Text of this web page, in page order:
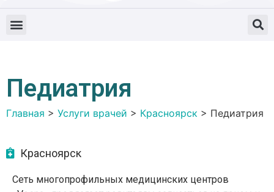
Педиатрия
Главная > Услуги врачей > Красноярск > Педиатрия
Красноярск
Сеть многопрофильных медицинских центров